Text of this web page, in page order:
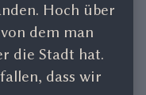
Hoch über
dem man
die Stadt hat.
dass wir